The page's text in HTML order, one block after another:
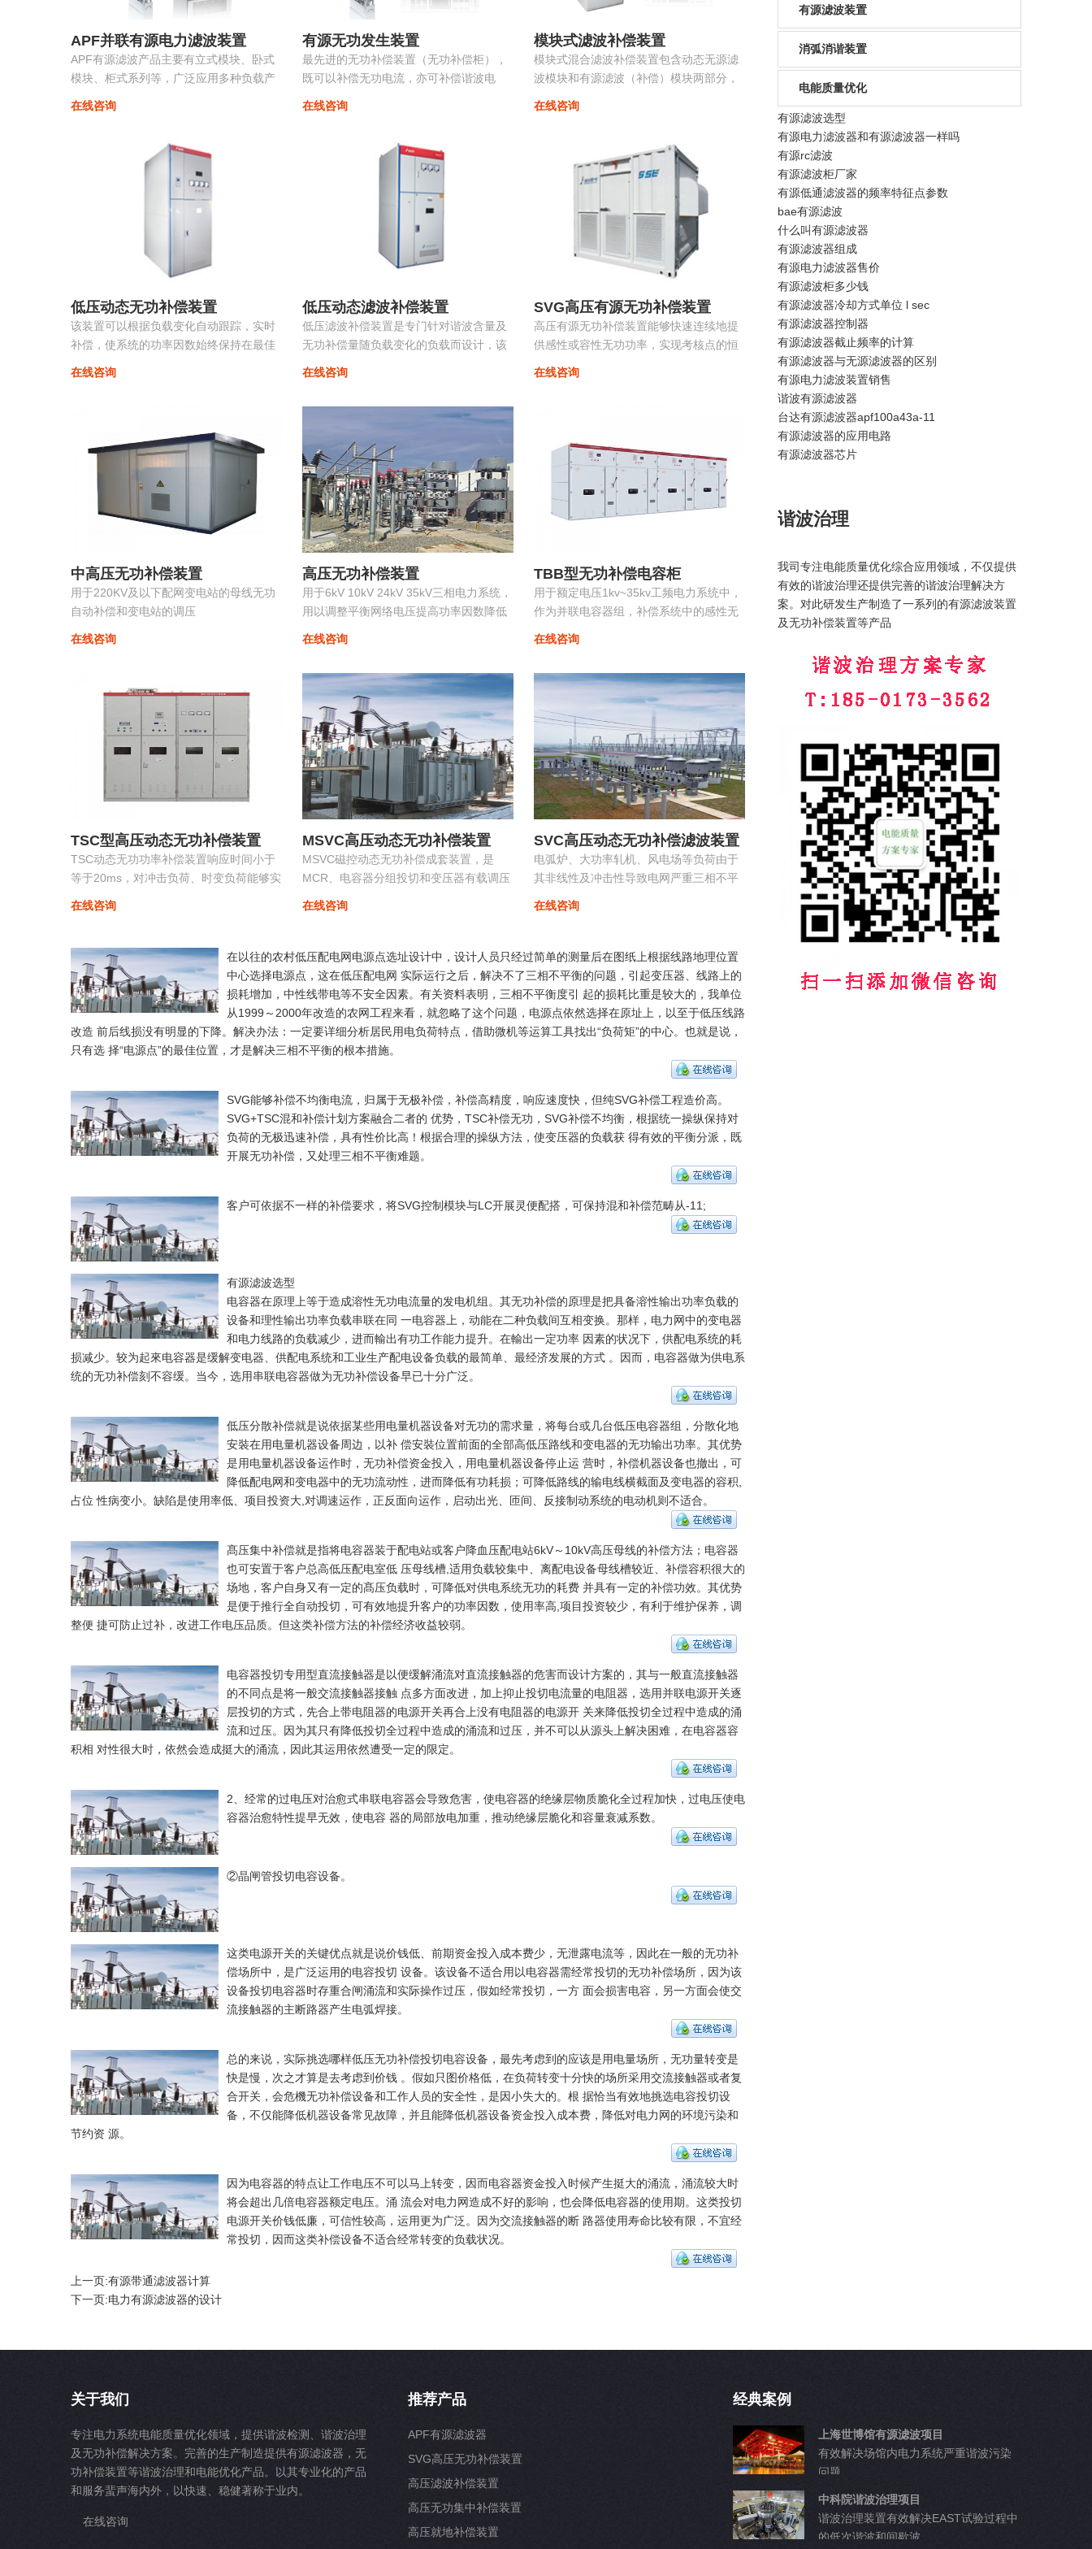
APF并联有源电力滤波装置
APF有源滤波产品主要有立式模块、卧式
模块、柜式系列等，广泛应用多种负载产
生的谐波。
在线咨询
有源无功发生装置
最先进的无功补偿装置（无功补偿柜），
既可以补偿无功电流，亦可补偿谐波电
流，改善三相不平衡，抑制电压波动和闪
变，抑制系统振荡...
在线咨询
模块式滤波补偿装置
模块式混合滤波补偿装置包含动态无源滤
波模块和有源滤波（补偿）模块两部分，
共同承担无功补偿和谐波治理的任务。有
源部分和无源部分均由同一控制器控制。
调节无功并抑制特征次谐波电流。有源滤
波模块动态消除谐波，兼顾系统无功补
在线咨询
低压动态无功补偿装置
该装置可以根据负载变化自动跟踪，实时
补偿，使系统的功率因数始终保持在最佳
点，同时采用模块化系列，可以进行自由
组合，组装维护极为方便且可以进行随意
在线咨询
低压动态滤波补偿装置
低压滤波补偿装置是专门针对谐波含量及
无功补偿量随负载变化的负载而设计，该
装置根据负载变化自动跟踪，实时控制各
滤波支路的投切，在滤除谐波电流的同
在线咨询
SVG高压有源无功补偿装置
高压有源无功补偿装置能够快速连续地提
供感性或容性无功功率，实现考核点的恒
定无功、恒定功率因数等，保障电力系统
稳定、高效、优质地运行。在配电网中将
电压波动、抑制谐波污染等并显著改善电
在线咨询
中高压无功补偿装置
用于220KV及以下配网变电站的母线无功
自动补偿和变电站的调压
在线咨询
高压无功补偿装置
用于6kV 10kV 24kV 35kV三相电力系统，
用以调整平衡网络电压提高功率因数降低
损耗提高供电质量。
在线咨询
TBB型无功补偿电容柜
用于额定电压1kv~35kv工频电力系统中，
作为并联电容器组，补偿系统中的感性无
功，用以提高电网功率因数，改善配电电
压质量
在线咨询
TSC型高压动态无功补偿装置
TSC动态无功功率补偿装置响应时间小于
等于20ms，对冲击负荷、时变负荷能够实
时监测、动态补偿、实现功率因数补偿至
0.9以上的目标，具有动态补偿无功功率和
在线咨询
MSVC高压动态无功补偿装置
MSVC磁控动态无功补偿成套装置，是
MCR、电容器分组投切和变压器有载调压
功能为一体的无功补偿及电压优化自动控
制装置。
在线咨询
SVC高压动态无功补偿滤波装置
电弧炉、大功率轧机、风电场等负荷由于
其非线性及冲击性导致电网严重三相不平
衡，产生负序电流，导致的功率因数降低
具有快速响应及动态补偿的功能。
在线咨询
在以往的农村低压配电网电源点选址设计中，设计人员只经过简单的测量后在图纸上根据线路地理位置
中心选择电源点，这在低压配电网 实际运行之后，解决不了三相不平衡的问题，引起变压器、线路上的
损耗增加，中性线带电等不安全因素。有关资料表明，三相不平衡度引 起的损耗比重是较大的，我单位
从1999～2000年改造的农网工程来看，就忽略了这个问题，电源点依然选择在原址上，以至于低压线路
改造 前后线损没有明显的下降。解决办法：一定要详细分析居民用电负荷特点，借助微机等运算工具找出“负荷矩”的中心。也就是说，
只有选 择“电源点”的最佳位置，才是解决三相不平衡的根本措施。
SVG能够补偿不均衡电流，归属于无极补偿，补偿高精度，响应速度快，但纯SVG补偿工程造价高。
SVG+TSC混和补偿计划方案融合二者的 优势，TSC补偿无功，SVG补偿不均衡，根据统一操纵保持对
负荷的无极迅速补偿，具有性价比高！根据合理的操纵方法，使变压器的负载获 得有效的平衡分派，既
开展无功补偿，又处理三相不平衡难题。
客户可依据不一样的补偿要求，将SVG控制模块与LC开展灵便配搭，可保持混和补偿范畴从-11;
有源滤波选型
电容器在原理上等于造成溶性无功电流量的发电机组。其无功补偿的原理是把具备溶性输出功率负载的
设备和理性输出功率负载串联在同 一电容器上，动能在二种负载间互相变换。那样，电力网中的变电器
和电力线路的负载减少，进而輸出有功工作能力提升。在輸出一定功率 因素的状况下，供配电系统的耗
损减少。较为起來电容器是缓解变电器、供配电系统和工业生产配电设备负载的最简单、最经济发展的方式 。因而，电容器做为供电系
统的无功补偿刻不容缓。当今，选用串联电容器做为无功补偿设备早已十分广泛。
低压分散补偿就是说依据某些用电量机器设备对无功的需求量，将每台或几台低压电容器组，分散化地
安裝在用电量机器设备周边，以补 偿安裝位置前面的全部高低压路线和变电器的无功输出功率。其优势
是用电量机器设备运作时，无功补偿资金投入，用电量机器设备停止运 营时，补偿机器设备也撤出，可
降低配电网和变电器中的无功流动性，进而降低有功耗损；可降低路线的输电线横截面及变电器的容积,
占位 性病变小。缺陷是使用率低、项目投资大,对调速运作，正反面向运作，启动出光、匝间、反接制动系统的电动机则不适合。
髙压集中补偿就是指将电容器装于配电站或客户降血压配电站6kV～10kV高压母线的补偿方法；电容器
也可安置于客户总高低压配电室低 压母线槽,适用负载较集中、离配电设备母线槽较近、补偿容积很大的
场地，客户自身又有一定的髙压负载时，可降低对供电系统无功的耗费 并具有一定的补偿功效。其优势
是便于推行全自动投切，可有效地提升客户的功率因数，使用率高,项目投资较少，有利于维护保养，调
整便 捷可防止过补，改进工作电压品质。但这类补偿方法的补偿经济收益较弱。
电容器投切专用型直流接触器是以便缓解涌流对直流接触器的危害而设计方案的，其与一般直流接触器
的不同点是将一般交流接触器接触 点多方面改进，加上抑止投切电流量的电阻器，选用并联电源开关逐
层投切的方式，先合上带电阻器的电源开关再合上没有电阻器的电源开 关来降低投切全过程中造成的涌
流和过压。因为其只有降低投切全过程中造成的涌流和过压，并不可以从源头上解决困难，在电容器容
积相 对性很大时，依然会造成挺大的涌流，因此其运用依然遭受一定的限定。
2、经常的过电压对治愈式串联电容器会导致危害，使电容器的绝缘层物质脆化全过程加快，过电压使电
容器治愈特性提早无效，使电容 器的局部放电加重，推动绝缘层脆化和容量衰减系数。
②晶闸管投切电容设备。
这类电源开关的关键优点就是说价钱低、前期资金投入成本费少，无泄露电流等，因此在一般的无功补
偿场所中，是广泛运用的电容投切 设备。该设备不适合用以电容器需经常投切的无功补偿场所，因为该
设备投切电容器时存重合闸涌流和实际操作过压，假如经常投切，一方 面会损害电容，另一方面会使交
流接触器的主断路器产生电弧焊接。
总的来说，实际挑选哪样低压无功补偿投切电容设备，最先考虑到的应该是用电量场所，无功量转变是
快是慢，次之才算是去考虑到价钱 。假如只图价格低，在负荷转变十分快的场所采用交流接触器或者复
合开关，会危機无功补偿设备和工作人员的安全性，是因小失大的。根 据恰当有效地挑选电容投切设
备，不仅能降低机器设备常见故障，并且能降低机器设备资金投入成本费，降低对电力网的环境污染和
节约资 源。
因为电容器的特点让工作电压不可以马上转变，因而电容器资金投入时候产生挺大的涌流，涌流较大时
将会超出几倍电容器额定电压。涌 流会对电力网造成不好的影响，也会降低电容器的使用期。这类投切
电源开关价钱低廉，可信性较高，运用更为广泛。因为交流接触器的断 路器使用寿命比较有限，不宜经
常投切，因而这类补偿设备不适合经常转变的负载状况。
上一页:有源带通滤波器计算
下一页:电力有源滤波器的设计
有源滤波装置
消弧消谐装置
电能质量优化
有源滤波选型
有源电力滤波器和有源滤波器一样吗
有源rc滤波
有源滤波柜厂家
有源低通滤波器的频率特征点参数
bae有源滤波
什么叫有源滤波器
有源滤波器组成
有源电力滤波器售价
有源滤波柜多少钱
有源滤波器冷却方式单位 l sec
有源滤波器控制器
有源滤波器截止频率的计算
有源滤波器与无源滤波器的区别
有源电力滤波装置销售
谐波有源滤波器
台达有源滤波器apf100a43a-11
有源滤波器的应用电路
有源滤波器芯片
谐波治理
我司专注电能质量优化综合应用领域，不仅提供
有效的谐波治理还提供完善的谐波治理解决方
案。对此研发生产制造了一系列的有源滤波装置
及无功补偿装置等产品
关于我们
专注电力系统电能质量优化领域，提供谐波检测、谐波治理
及无功补偿解决方案。完善的生产制造提供有源滤波器，无
功补偿装置等谐波治理和电能优化产品。以其专业化的产品
和服务蜚声海内外，以快速、稳健著称于业内。
在线咨询
推荐产品
APF有源滤波器
SVG高压无功补偿装置
高压滤波补偿装置
高压无功集中补偿装置
高压就地补偿装置
经典案例
上海世博馆有源滤波项目
有效解决场馆内电力系统严重谐波污染
问题
中科院谐波治理项目
谐波治理装置有效解决EAST试验过程中
的低次谐波和间歇波